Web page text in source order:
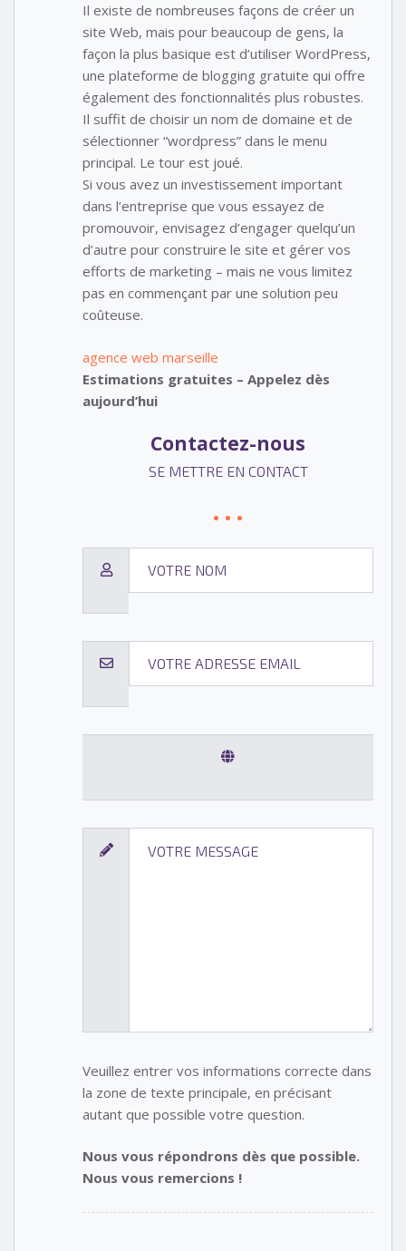
Il existe de nombreuses façons de créer un
site Web, mais pour beaucoup de gens, la
façon la plus basique est d’utiliser WordPress,
une plateforme de blogging gratuite qui offre
également des fonctionnalités plus robustes.
Il suffit de choisir un nom de domaine et de
sélectionner “wordpress” dans le menu
principal. Le tour est joué.
Si vous avez un investissement important
dans l’entreprise que vous essayez de
promouvoir, envisagez d’engager quelqu’un
d’autre pour construire le site et gérer vos
efforts de marketing – mais ne vous limitez
pas en commençant par une solution peu
coûteuse.
agence web marseille
Estimations gratuites – Appelez dès
aujourd’hui
Contactez-nous
SE METTRE EN CONTACT
Veuillez entrer vos informations correcte dans
la zone de texte principale, en précisant
autant que possible votre question.
Nous vous répondrons dès que possible.
Nous vous remercions !